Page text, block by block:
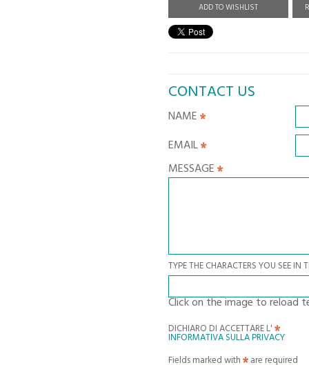
ADD TO WISHLIST
CONTACT US
NAME
EMAIL
MESSAGE
TYPE THE CHARACTERS YOU SEE IN
Click on the image to reload
DICHIARO DI ACCETTARE L'
INFORMATIVA SULLA PRIVACY
Fields marked with
are required